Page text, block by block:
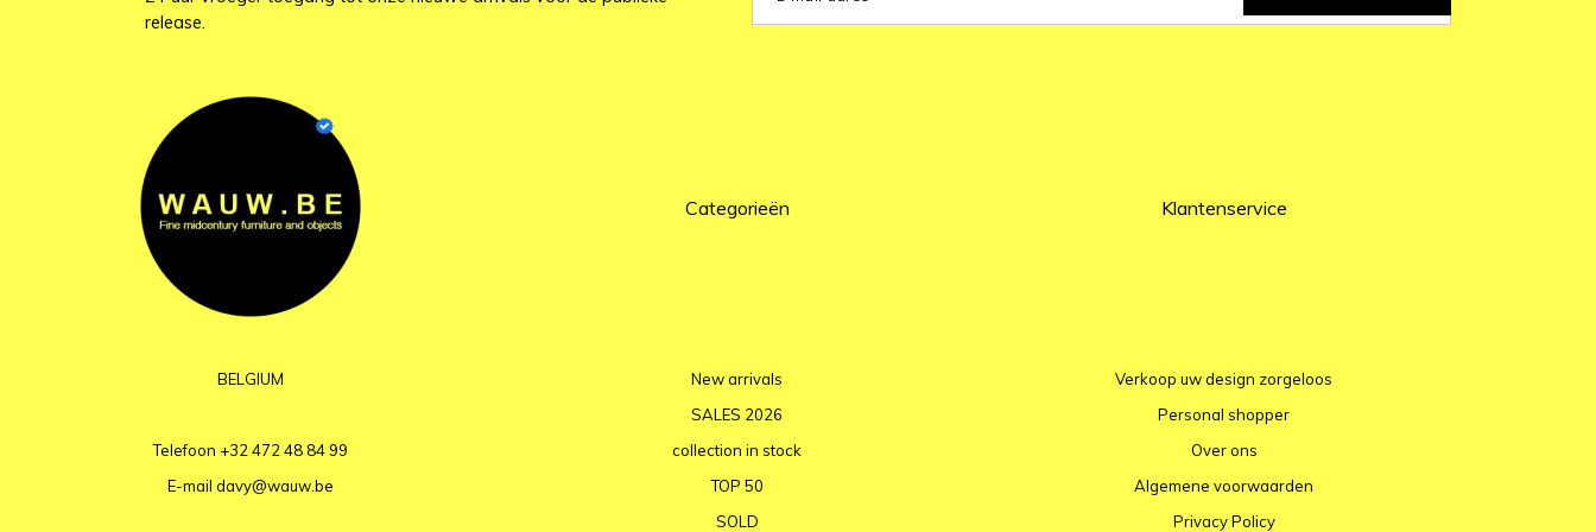
release.
BELGIUM
Telefoon +32 472 48 84 99
E-mail davy@wauw.be
Categorieën
New arrivals
SALES 2026
collection in stock
TOP 50
SOLD
Klantenservice
Verkoop uw design zorgeloos
Personal shopper
Over ons
Algemene voorwaarden
Privacy Policy